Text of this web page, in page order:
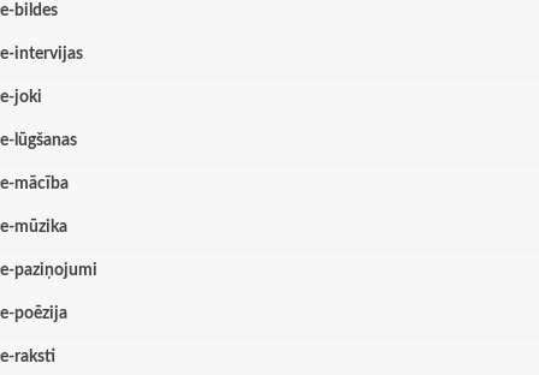
e-bildes
e-intervijas
e-joki
e-lūgšanas
e-mācība
e-mūzika
e-paziņojumi
e-poēzija
e-raksti